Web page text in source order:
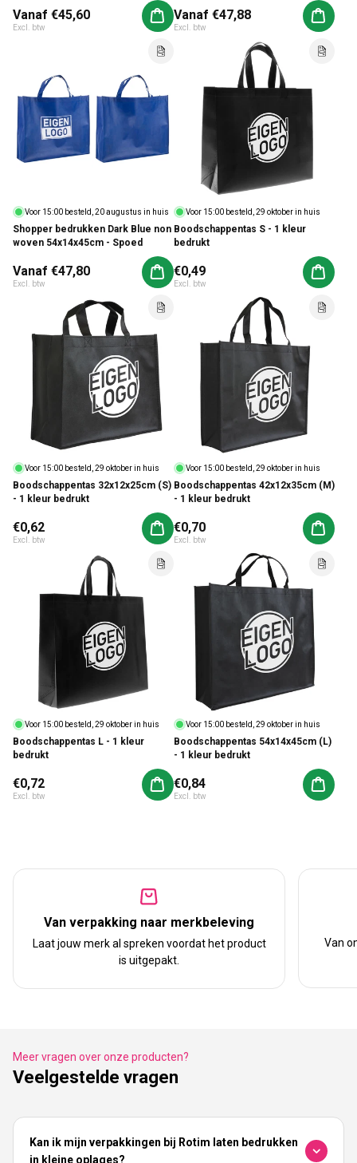
Normale prijs
Vanaf €45,60
Excl. btw
Aan winkelwagen toevoegen
Normale prijs
Vanaf €47,88
Excl. btw
Aan
Voor 15:00 besteld, 20 augustus in huis
Shopper bedrukken Dark Blue non
woven 54x14x45cm - Spoed
Normale prijs
Vanaf €47,80
Excl. btw
Aan winkelwagen toevoegen
Voor 15:00 besteld, 29 oktober in huis
Boodschappentas S - 1 kleur
bedrukt
Normale prijs
€0,49
Excl. btw
Aan
Voor 15:00 besteld, 29 oktober in huis
Boodschappentas 32x12x25cm (S)
- 1 kleur bedrukt
Normale prijs
€0,62
Excl. btw
Aan winkelwagen toevoegen
Voor 15:00 besteld, 29 oktober in huis
Boodschappentas 42x12x35cm (M)
- 1 kleur bedrukt
Normale prijs
€0,70
Excl. btw
Aan
Voor 15:00 besteld, 29 oktober in huis
Boodschappentas L - 1 kleur
bedrukt
Normale prijs
€0,72
Excl. btw
Aan winkelwagen toevoegen
Voor 15:00 besteld, 29 oktober in huis
Boodschappentas 54x14x45cm (L)
- 1 kleur bedrukt
Normale prijs
€0,84
Excl. btw
Aan
Van verpakking naar merkbeleving
Laat jouw merk al spreken voordat het product
is uitgepakt.
Van
Meer vragen over onze producten?
Veelgestelde vragen
Kan ik mijn verpakkingen bij Rotim laten bedrukken
in kleine oplages?